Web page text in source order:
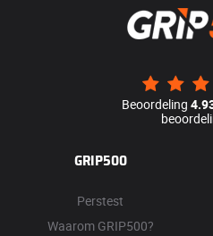
Beoordeling
GRIP500
Perstest
Waarom GRIP500?